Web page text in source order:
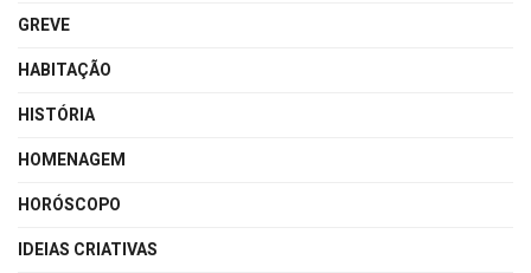
GREVE
HABITAÇÃO
HISTÓRIA
HOMENAGEM
HORÓSCOPO
IDEIAS CRIATIVAS